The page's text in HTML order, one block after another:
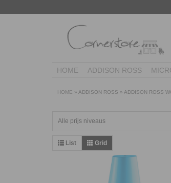
HOME ADDISON ROSS
HOME » ADDISON ROSS » ADDISON ROSS
Alle prijs niveaus
List Grid